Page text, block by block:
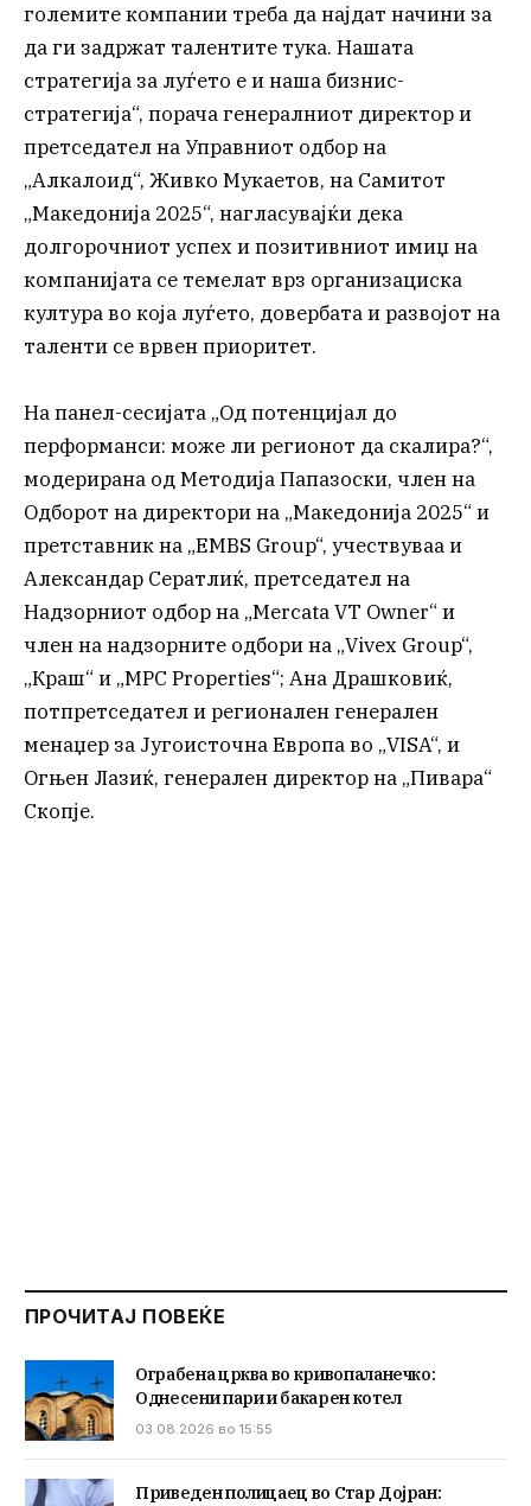
големите компании треба да најдат начини за
да ги задржат талентите тука. Нашата
стратегија за луѓето е и наша бизнис-
стратегија“, порача генералниот директор и
претседател на Управниот одбор на
„Алкалоид“, Живко Мукаетов, на Самитот
„Македонија 2025“, нагласувајќи дека
долгорочниот успех и позитивниот имиџ на
компанијата се темелат врз организациска
култура во која луѓето, довербата и развојот на
таленти се врвен приоритет.
На панел-сесијата „Од потенцијал до
перформанси: може ли регионот да скалира?“,
модерирана од Методија Папазоски, член на
Одборот на директори на „Македонија 2025“ и
претставник на „EMBS Group“, учествуваа и
Александар Сератлиќ, претседател на
Надзорниот одбор на „Mercata VT Owner“ и
член на надзорните одбори на „Vivex Group“,
„Краш“ и „MPC Properties“; Ана Драшковиќ,
потпретседател и регионален генерален
менаџер за Југоисточна Европа во „VISA“, и
Огњен Лазиќ, генерален директор на „Пивара“
Скопје.
ПРОЧИТАЈ ПОВЕЌЕ
Ограбена црква во кривопаланечко:
Однесени пари и бакарен котел
03.08.2026 во 15:55
Приведен полицаец во Стар Дојран: